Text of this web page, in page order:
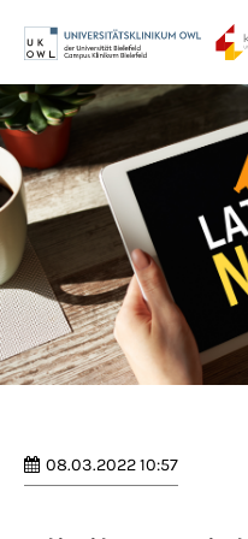
Login
Benutzername
Passwort
Anmelden
08.03.2022 10:57